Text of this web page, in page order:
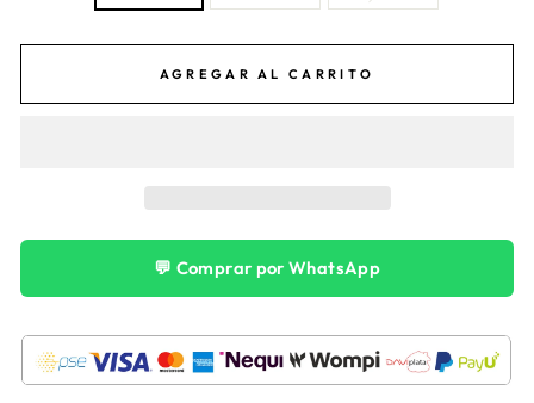
AGREGAR AL CARRITO
💬 Comprar por WhatsApp